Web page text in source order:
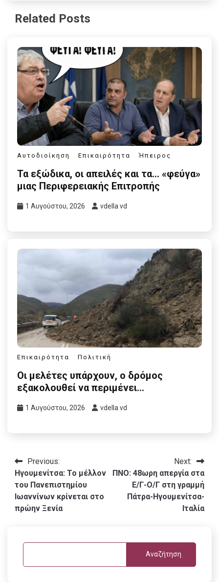
Related Posts
Αυτοδιοίκηση Επικαιρότητα Ήπειρος
Τα εξώδικα, οι απειλές και τα… «φεύγα»
μιας Περιφερειακής Επιτροπής
1 Αυγούστου, 2026 vdella vd
Επικαιρότητα Πολιτική
Οι μελέτες υπάρχουν, ο δρόμος
εξακολουθεί να περιμένει…
1 Αυγούστου, 2026 vdella vd
Πλοήγηση
άρθρων
Previous:
Ηγουμενίτσα: Το μέλλον
του Πανεπιστημίου
Ιωαννίνων κρίνεται στο
πρώην Ξενία
Next:
ΠΝΟ: 48ωρη απεργία στα
Ε/Γ-Ο/Γ στη γραμμή
Πάτρα-Ηγουμενίτσα-
Ιταλία
Αναζήτηση